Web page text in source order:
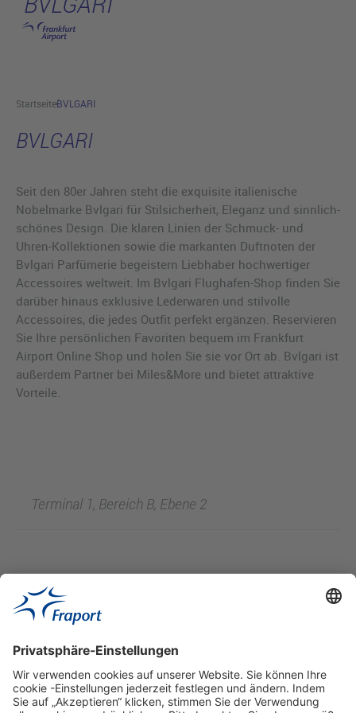
Hauptinhalt anspringen
StartseiteBVLGARI
BVLGARI
Seit den 80er Jahren steht die exquisite italienische
Nobelmarke Bvlgari für Stilsicherheit, Eleganz und sinnlich-
schönes Design. Die klaren Linien der Schmuck- und
Uhren-Kollektionen sowie die markanten Duftnoten der
Bvlgari Parfümerie begeistern Liebhaber hochwertiger
Accessoires weltweit. Im Bvlgari Flughafen-Shop finden Sie
darüber hinaus exklusive Lederwaren und stilvolle
Accessoires, die jedes Outfit perfekt ergänzen. Reservieren
Sie Ihre persönlichen Favoriten bequem im Frankfurt
Airport Online Shop und holen Sie sie vor Ort ab. Bvlgari ist
außerdem Partner bei Miles&More und bietet attraktive
Vorteile.
Terminal 1, Bereich B, Ebene 2